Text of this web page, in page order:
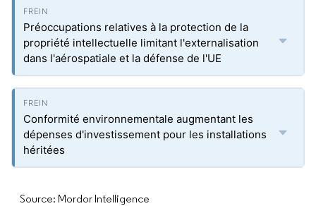
Préoccupations relatives à la protection de la
propriété intellectuelle limitant l'externalisation
dans l'aérospatiale et la défense de l'UE
Conformité environnementale augmentant les
dépenses d'investissement pour les installations
héritées
Source: Mordor Intelligence